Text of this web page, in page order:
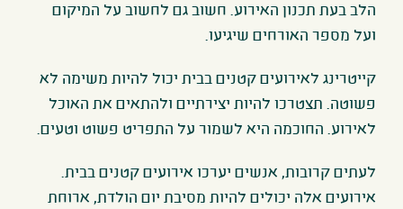
הלב בעת תכנון האירוע. חשוב גם לחשוב על המיקום
ועל מספר האורחים שיגיעו.
קייטרינג לאירועים קטנים בבית יכול להיות משימה לא
פשוטה. תצטרכו להיות יצירתיים ולהתאים את האוכל
לאירוע. החוכמה היא לשמור על התפריט פשוט וטעים.
לעתים קרובות, אנשים יערכו אירועים קטנים בבית.
אירועים אלה יכולים להיות מסיבת יום הולדת, ארוחת